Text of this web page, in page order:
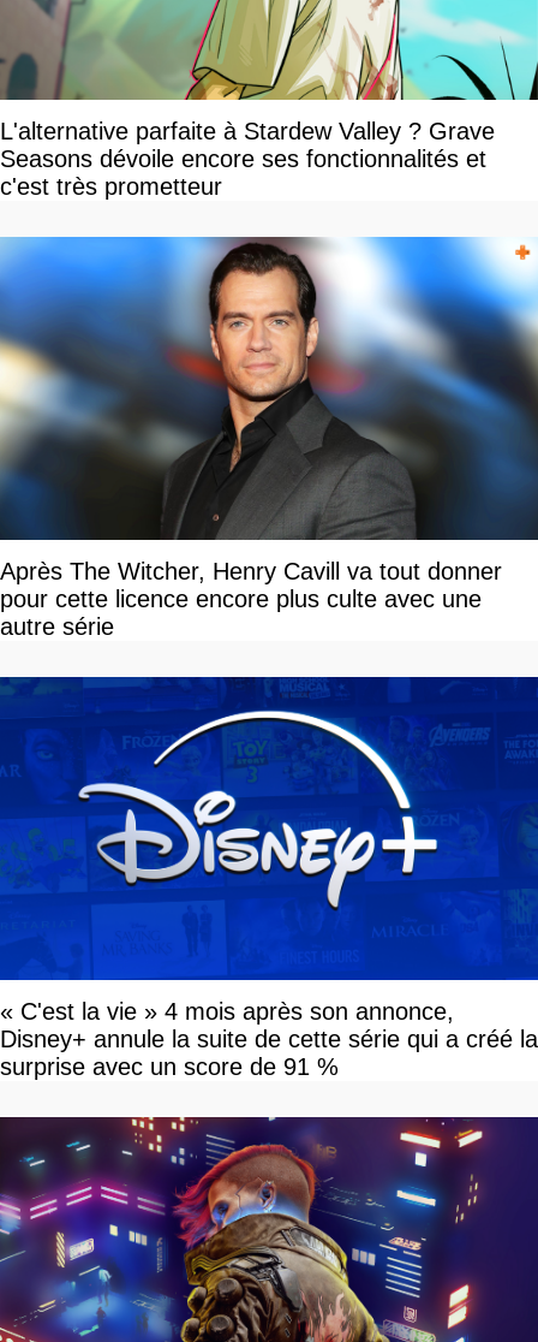
L'alternative parfaite à Stardew Valley ? Grave
Seasons dévoile encore ses fonctionnalités et
c'est très prometteur
Après The Witcher, Henry Cavill va tout donner
pour cette licence encore plus culte avec une
autre série
« C'est la vie » 4 mois après son annonce,
Disney+ annule la suite de cette série qui a créé la
surprise avec un score de 91 %